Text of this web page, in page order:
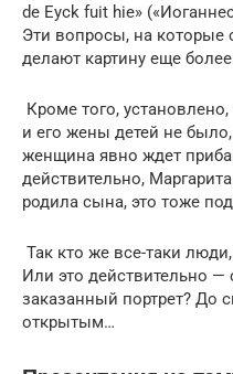
de Eyck fuit hie»
Эти вопросы, на которые
делают картину еще
Кроме того,
и его жены детей не
женщина явно ждет
действительно,
родила сына, это тоже
Так кто же все-таки
Или это действительно —
заказанный портрет? До
открытым…